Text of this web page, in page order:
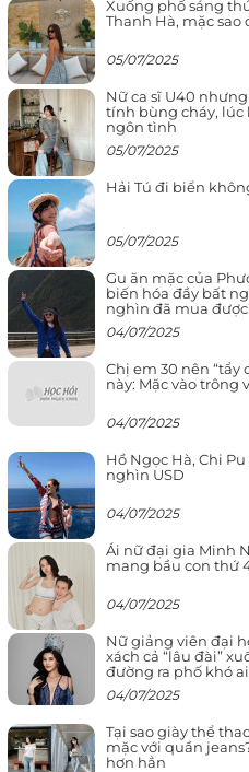
Xuống phố sáng
Thanh Hà, mặc
05/07/2025
Nữ ca sĩ U40
tính bùng cháy, lúc
ngôn tình
05/07/2025
Hải Tú đi biển
05/07/2025
Gu ăn mặc của
biến hóa đầy bất
nghìn đã mua được
04/07/2025
Chị em 30 nên “tẩy
này: Mặc vào trông
04/07/2025
Hồ Ngọc Hà, Chi
nghìn USD
04/07/2025
Ái nữ đại gia Minh
mang bầu con thứ
04/07/2025
Nữ giảng viên đại
xách cả “lâu đài”
đường ra phố khó
04/07/2025
Tại sao giày thể
mặc với quần
hơn hẳn